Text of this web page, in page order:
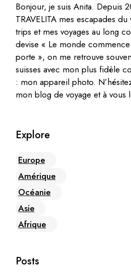
Bonjour, je suis Anita. Depuis
TRAVELITA mes escapades
trips et mes voyages au long
devise « Le monde
porte », on me retrouve
suisses avec mon plus fidèle
: mon appareil photo.
mon blog de voyage et à vous
Explore
Europe
Amérique
Océanie
Asie
Afrique
Posts